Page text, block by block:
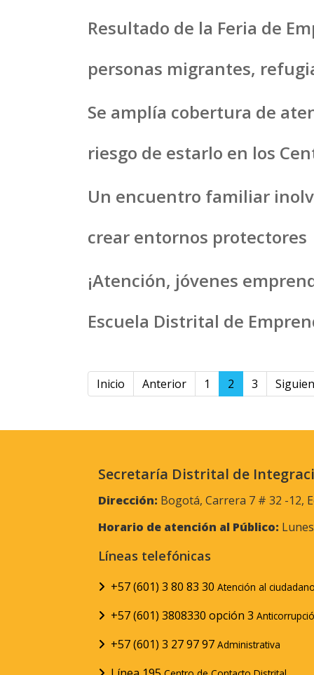
Resultado de la Feria de
personas migrantes,
Se amplía cobertura de
riesgo de estarlo en los
Un encuentro familiar
crear entornos protectores
¡Atención, jóvenes
Escuela Distrital de
Inicio Anterior 1 2 3
Secretaría Distrital de
Dirección: Bogotá, Carrera 7 # 32 -12,
Horario de atención al Público:
Líneas telefónicas
+57 (601) 3 80 83 30 Atención al
+57 (601) 3808330 opción 3
+57 (601) 3 27 97 97 Administrativa